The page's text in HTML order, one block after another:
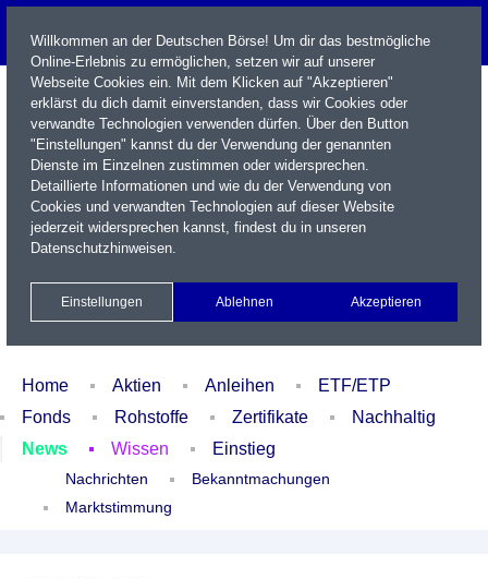
Name / WKN / ISIN / Kürzel
Xetra Realtime
Watchlist Portfolio Login
Home Aktien Anleihen
ETF/ETP
Fonds
Rohstoffe Zertifikate
Nachhaltig
News
Wissen Einstieg
Nachrichten
Bekanntmachungen
Marktstimmung
Willkommen an der Deutschen Börse! Um dir das bestmögliche
Online-Erlebnis zu ermöglichen, setzen wir auf unserer
Webseite Cookies ein. Mit dem Klicken auf "Akzeptieren"
erklärst du dich damit einverstanden, dass wir Cookies oder
verwandte Technologien verwenden dürfen. Über den Button
"Einstellungen" kannst du der Verwendung der genannten
Dienste im Einzelnen zustimmen oder widersprechen.
Detaillierte Informationen und wie du der Verwendung von
Cookies und verwandten Technologien auf dieser Website
jederzeit widersprechen kannst, findest du in unseren
Datenschutzhinweisen.
Einstellungen Ablehnen Akzeptieren